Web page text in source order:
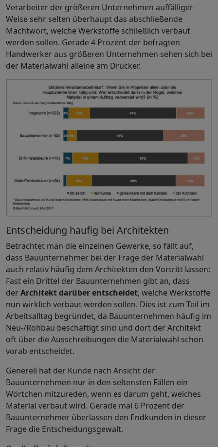
Verarbeiter der größeren Unternehmen auffälliger
Weise sehr selten überhaupt das abschließende
Machtwort, welche Werkstoffe schließlich verbaut
werden sollen. Gerade 4 Prozent der befragten
Handwerker aus größeren Unternehmen sehen sich bei
der Materialwahl alleine am Drücker.
Entscheidung häufig bei Architekten
Betrachtet man die einzelnen Gewerke, so fällt auf,
dass Bauunternehmer bei der Frage der Materialwahl
auch relativ häufig dem Architekten den Vortritt lassen:
Fast ein Drittel der Bauunternehmen gibt an, dass
derArchitekt darüber entscheidet, welche Werkstoffe
nun wirklich verbaut werden sollen. Dies ist zum Teil im
Arbeitsalltag begründet, da Bauunternehmen häufig im
Neu-/Rohbau beschäftigt sind und dort der Architekt
oft über die Ausschreibungen die Materialwahl schon
vorab entscheidet.
Generell hat der Kunde nach Ansicht der
Bauunternehmen nur in den seltensten Fällen ein
Wörtchen mitzureden, wenn es darum geht, welches
Material verbaut wird. Gerade mal 6 Prozent der
Bauunternehmer überlassen den Endkunden in dieser
Frage die Entscheidungsgewalt.